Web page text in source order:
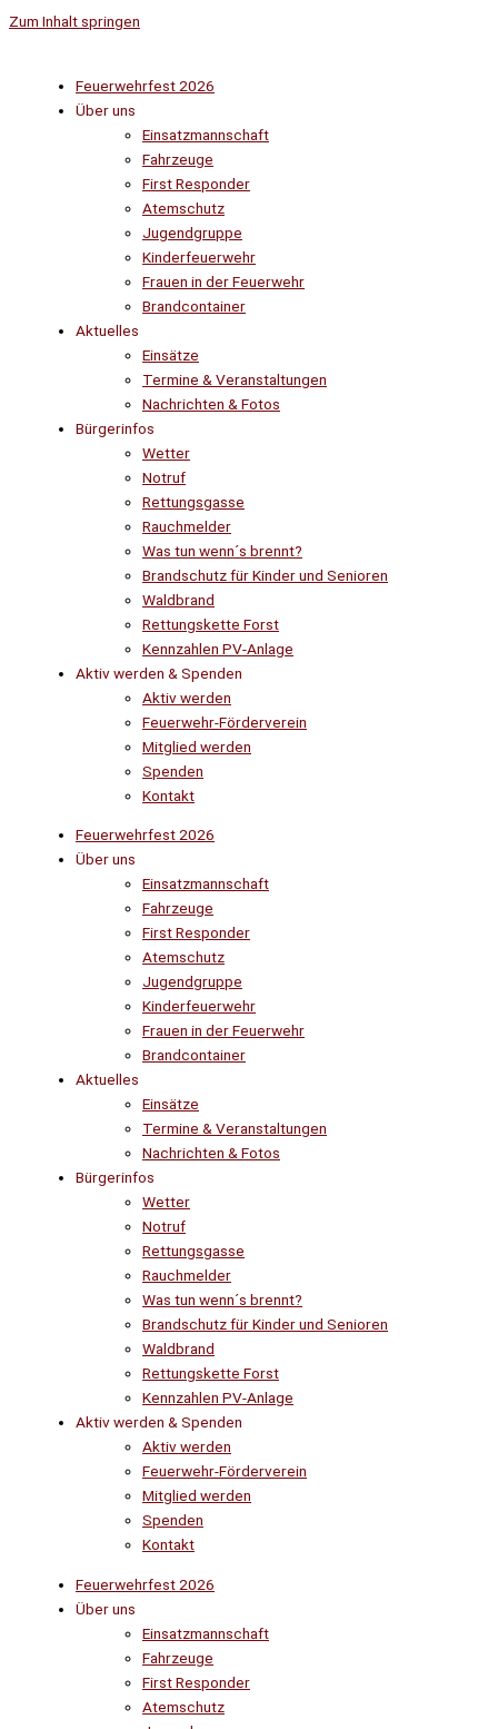
Zum Inhalt springen
Feuerwehrfest 2026
Über uns
Einsatzmannschaft
Fahrzeuge
First Responder
Atemschutz
Jugendgruppe
Kinderfeuerwehr
Frauen in der Feuerwehr
Brandcontainer
Aktuelles
Einsätze
Termine & Veranstaltungen
Nachrichten & Fotos
Bürgerinfos
Wetter
Notruf
Rettungsgasse
Rauchmelder
Was tun wenn´s brennt?
Brandschutz für Kinder und Senioren
Waldbrand
Rettungskette Forst
Kennzahlen PV-Anlage
Aktiv werden & Spenden
Aktiv werden
Feuerwehr-Förderverein
Mitglied werden
Spenden
Kontakt
Feuerwehrfest 2026
Über uns
Einsatzmannschaft
Fahrzeuge
First Responder
Atemschutz
Jugendgruppe
Kinderfeuerwehr
Frauen in der Feuerwehr
Brandcontainer
Aktuelles
Einsätze
Termine & Veranstaltungen
Nachrichten & Fotos
Bürgerinfos
Wetter
Notruf
Rettungsgasse
Rauchmelder
Was tun wenn´s brennt?
Brandschutz für Kinder und Senioren
Waldbrand
Rettungskette Forst
Kennzahlen PV-Anlage
Aktiv werden & Spenden
Aktiv werden
Feuerwehr-Förderverein
Mitglied werden
Spenden
Kontakt
Feuerwehrfest 2026
Über uns
Einsatzmannschaft
Fahrzeuge
First Responder
Atemschutz